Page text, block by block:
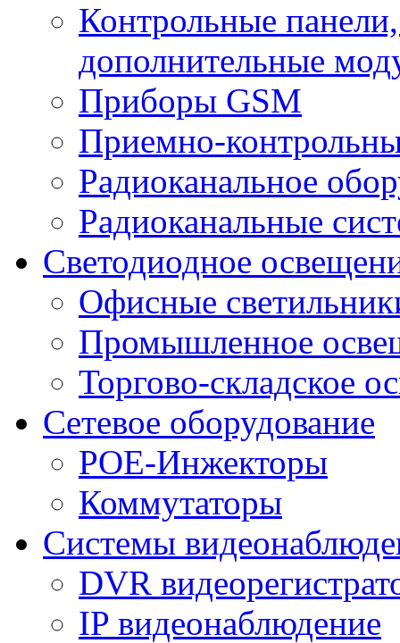
Контрольные
дополнительные
Приборы GSM
Приемно-
Радиоканальное
Радиоканальные
Светодиодное
Офисные
Промышленное
Торгово-складское
Сетевое оборудование
POE-Инжекторы
Коммутаторы
Системы
DVR
IP видеонаблюдение